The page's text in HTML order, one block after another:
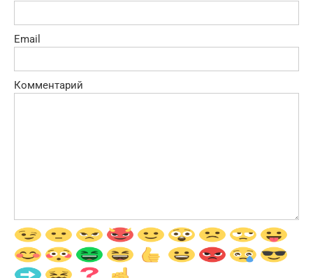
Email
Комментарий